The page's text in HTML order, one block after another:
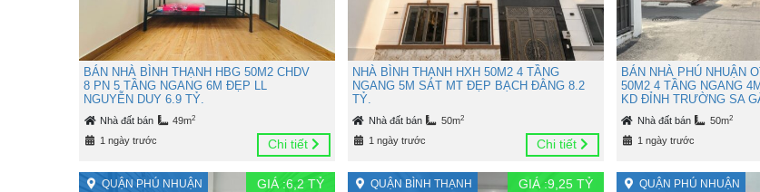
BÁN NHÀ BÌNH THẠNH HBG 50M2 CHDV
8 PN 5 TẦNG NGANG 6M ĐẸP LL
NGUYỄN DUY 6.9 TỶ.
Nhà đất bán 49m2
1 ngày trước Chi tiết
NHÀ BÌNH THẠNH HXH 50M2 4 TẦNG
NGANG 5M SÁT MT ĐẸP BẠCH ĐẰNG 8.2
TỶ.
Nhà đất bán 50m2
1 ngày trước Chi tiết
BÁN NHÀ PHÚ NHUẬN
50M2 4 TẦNG NGANG
KD ĐỈNH TRƯỜNG SA
Nhà đất bán 50m2
1 ngày trước
QUẬN PHÚ NHUẬN GIÁ :6,2 TỶ QUẬN BÌNH THẠNH GIÁ :9,25TỶ QUẬN PHÚ NHUẬN